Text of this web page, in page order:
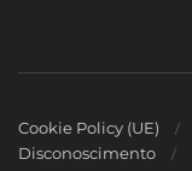
Cookie Policy (UE)
Disconoscimento